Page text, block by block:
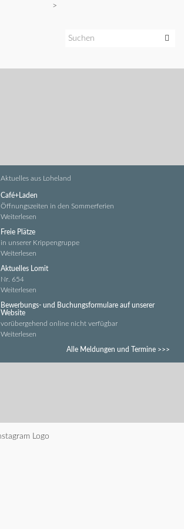
>
Aktuelles aus Loheland
Café+Laden
Öffnungszeiten in den Sommerferien
Weiterlesen
Freie Plätze
in unserer Krippengruppe
Weiterlesen
Aktuelles Lomit
Nr. 654
Weiterlesen
Bewerbungs- und Buchungsformulare auf unserer
Website
vorübergehend online nicht verfügbar
Weiterlesen
Alle Meldungen und Termine >>>